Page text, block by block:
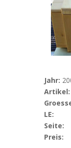
Jahr:
Artikel:
LE:
Seite:
Preis: